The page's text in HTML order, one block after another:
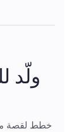
ولّد
خطط لقصة